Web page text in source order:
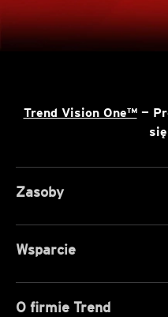
Trend Vision One™—
Zasoby
Wsparcie
O firmie Trend